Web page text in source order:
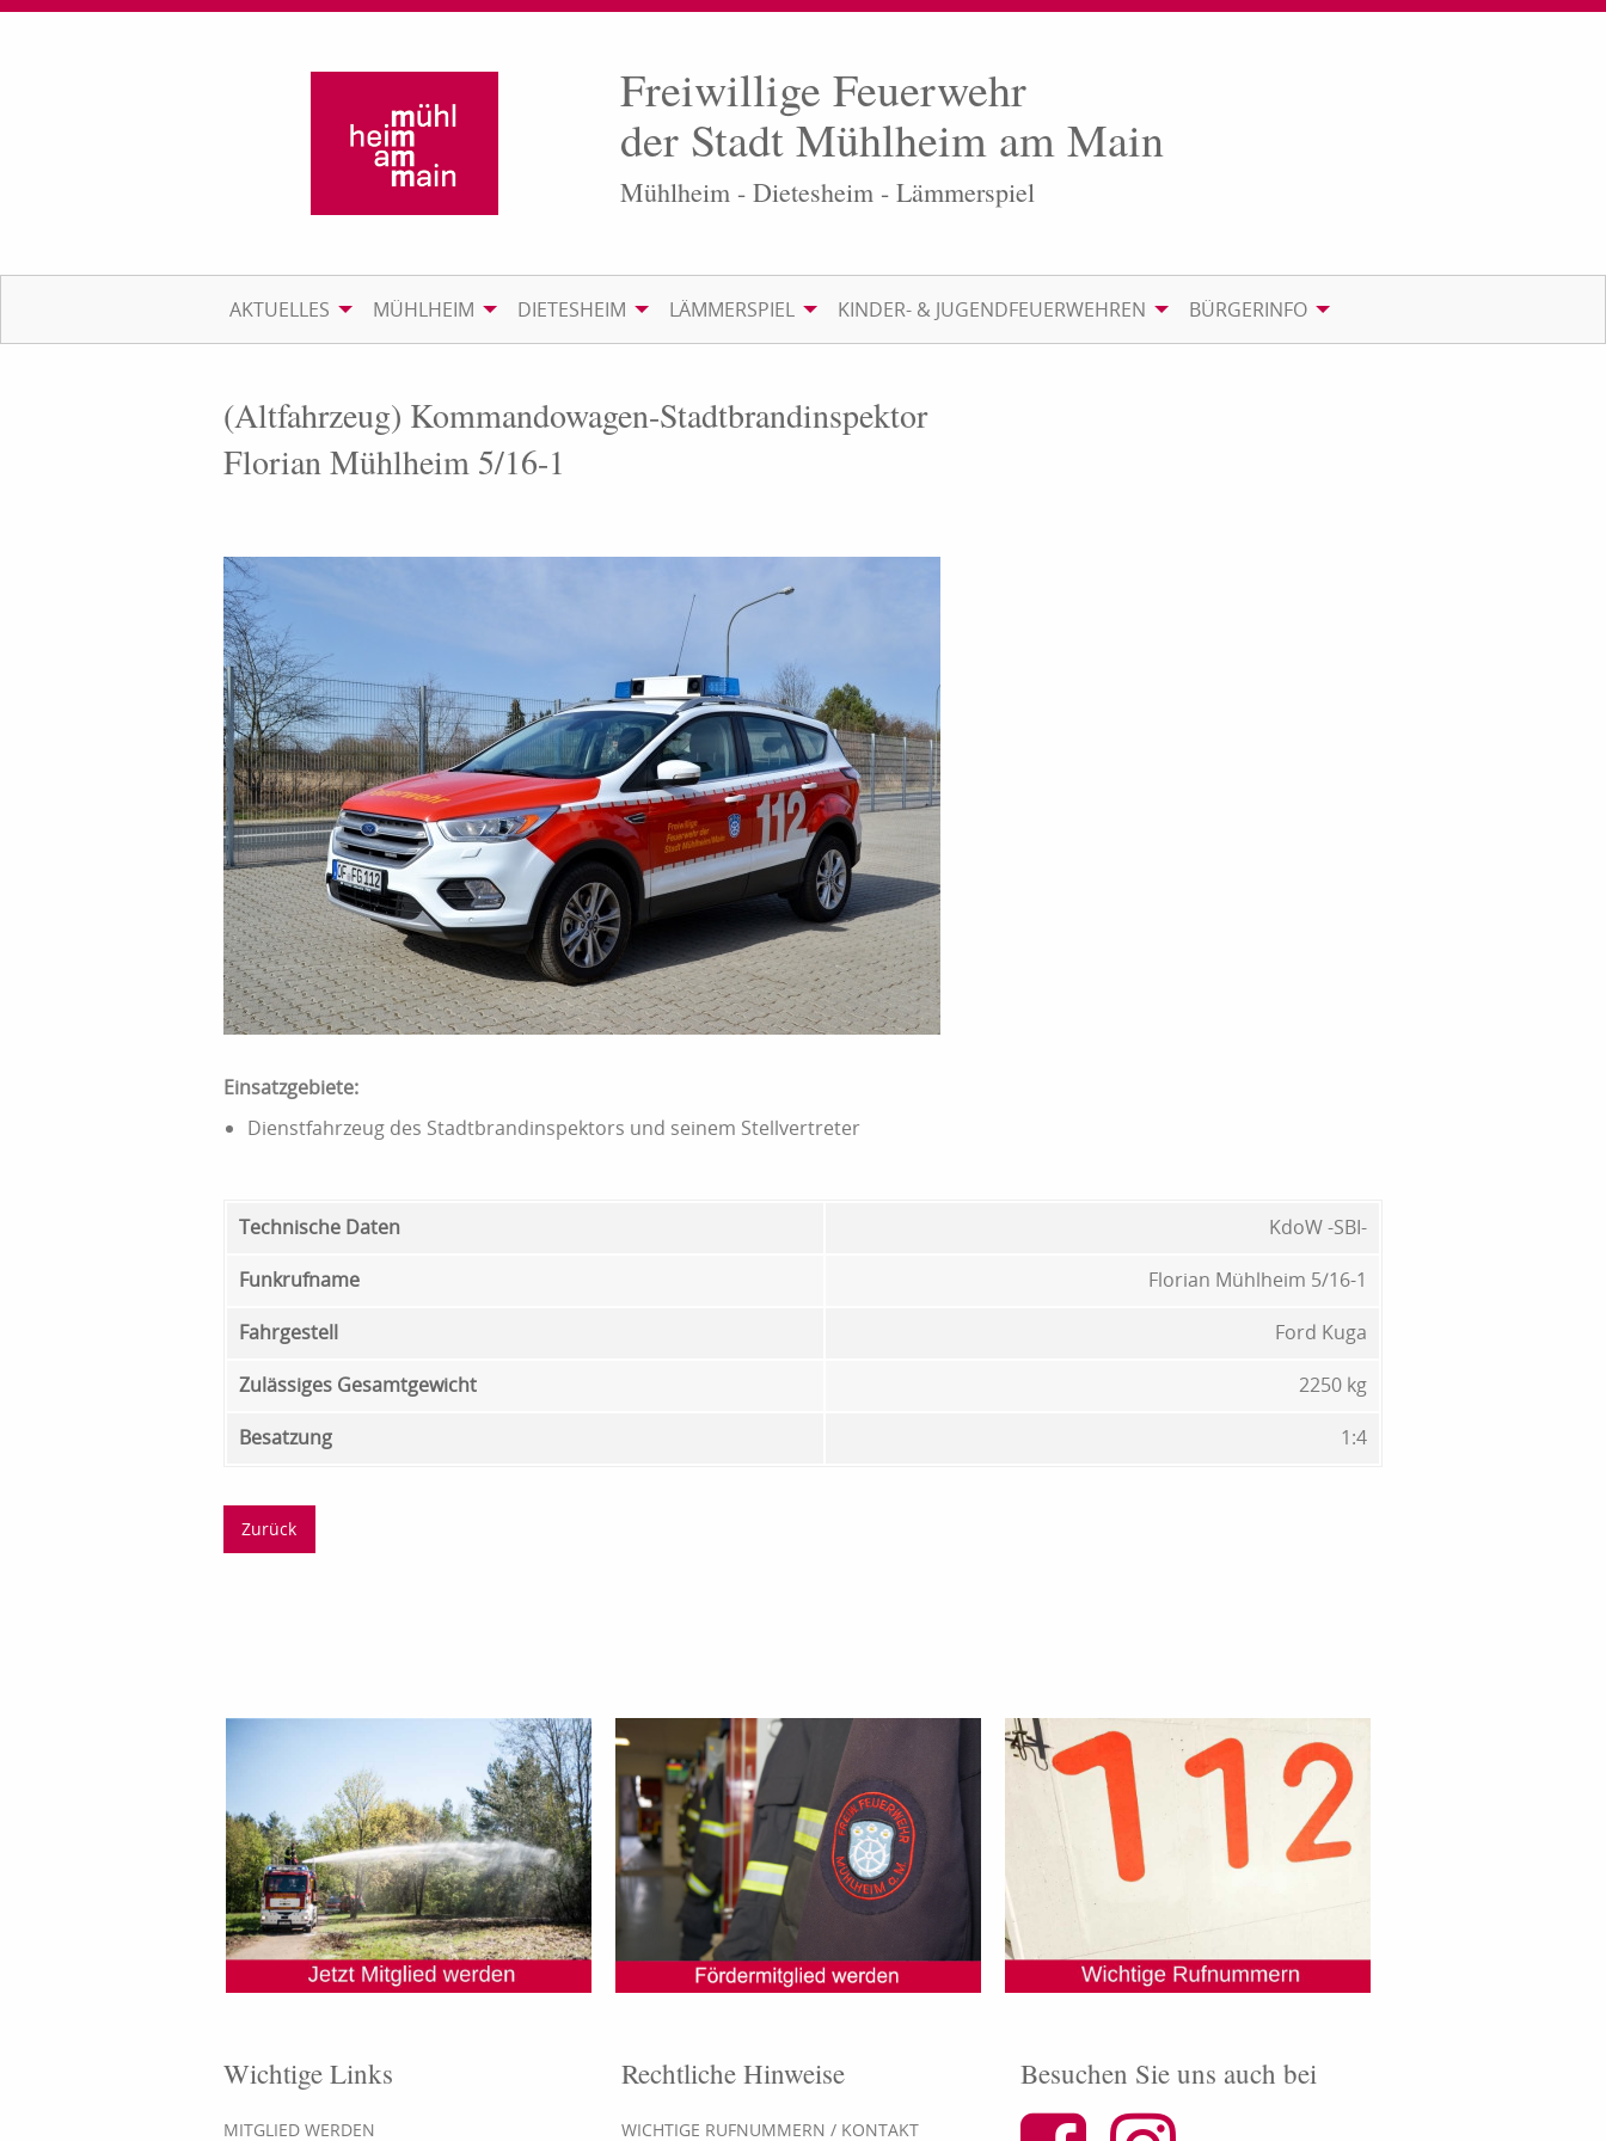
Freiwillige Feuerwehr
der Stadt Mühlheim am Main
Mühlheim - Dietesheim - Lämmerspiel
AKTUELLES MÜHLHEIM DIETESHEIM LÄMMERSPIEL KINDER- & JUGENDFEUERWEHREN BÜRGERINFO
(Altfahrzeug) Kommandowagen-Stadtbrandinspektor
Florian Mühlheim 5/16-1
Einsatzgebiete:
Dienstfahrzeug des Stadtbrandinspektors und seinem Stellvertreter
Technische Daten
KdoW -SBI-
Funkrufname
Florian Mühlheim 5/16-1
Fahrgestell
Ford Kuga
Zulässiges Gesamtgewicht
2250 kg
Besatzung
1:4
Zurück
Wichtige Links
MITGLIED WERDEN
Rechtliche Hinweise
WICHTIGE RUFNUMMERN / KONTAKT
Besuchen Sie uns auch bei